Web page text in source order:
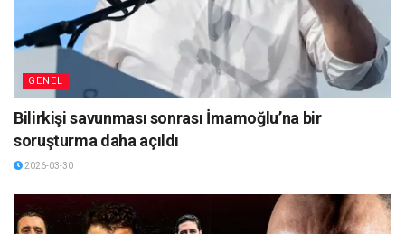
GENEL
Bilirkişi savunması sonrası İmamoğlu’na bir
soruşturma daha açıldı
2026-03-30